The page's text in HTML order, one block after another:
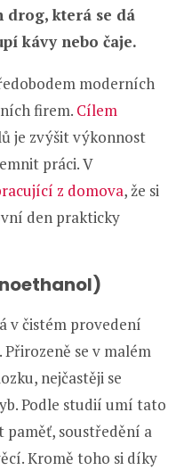
která se dá
kávy nebo čaje.
moderních
firem. Cílem
je zvýšit výkonnost
práci. V
z domova, že si
den prakticky
v čistém provedení
se v malém
nejčastěji se
Podle studií umí tato
soustředění a
Kromě toho si díky